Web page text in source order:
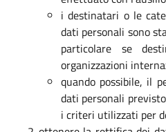
i destinatari o le
dati personali sono
particolare se
organizzazioni
quando possibile, il
dati personali
i criteri utilizzati per